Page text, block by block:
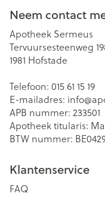
Neem contact
Apotheek Sermeus
Tervuursesteenweg
1981 Hofstade
Telefoon: 015 61 15 19
E-mailadres: info@
APB nummer: 233501
Apotheek titularis:
BTW nummer:
Klantenservice
FAQ